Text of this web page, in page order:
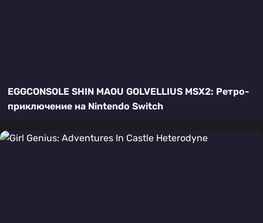
EGGCONSOLE SHIN MAOU GOLVELLIUS MSX2: Ретро-
приключение на Nintendo Switch